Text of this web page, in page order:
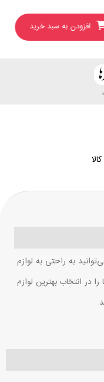
افزودن به سبد خرید
به راحتی به لوازم
در انتخاب بهترین لوازم